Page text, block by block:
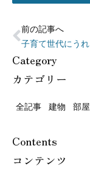
前の記事へ
Category
カテゴリー
全記事 建物 部屋
Contents
コンテンツ